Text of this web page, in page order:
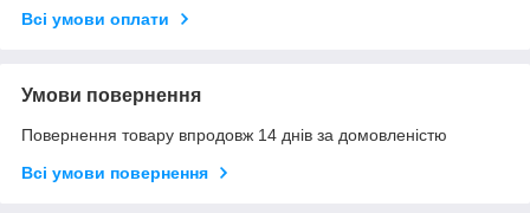
Всі умови оплати
Умови повернення
Повернення товару впродовж 14 днів за домовленістю
Всі умови повернення